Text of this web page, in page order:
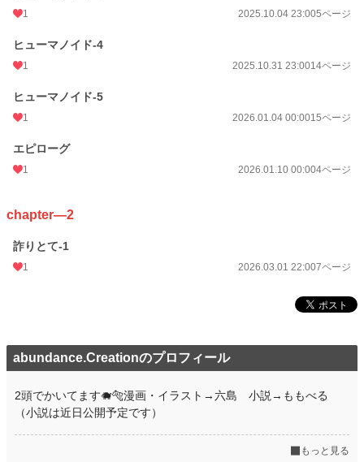
1 2025.10.04 23:005ページ
ヒューマノイド-4
1 2025.10.31 23:0014ページ
ヒューマノイド-5
1 2026.01.04 00:0015ページ
エピローグ
1 2026.01.10 00:004ページ
chapter―2
詐りとて-1
1 2026.03.01 22:007ページ
abundance.Creationのプロフィール
2頭でかいてます🐗🐅漫画・イラスト→六島 小説→ももべる
（小説は近日公開予定です）
もっと見る